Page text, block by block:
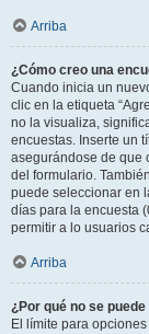
Arriba
¿Cómo creo una
Cuando inicia un
clic en la etiqueta
no la visualiza,
encuestas. Inserte un
asegurándose de que
del formulario.
puede seleccionar en
días para la encuesta
permitir a lo usuarios
Arriba
¿Por qué no se
El límite para